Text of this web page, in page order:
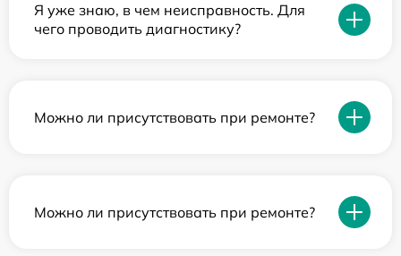
Я уже знаю, в чем неисправность. Для
чего проводить диагностику?
Можно ли присутствовать при ремонте?
Можно ли присутствовать при ремонте?